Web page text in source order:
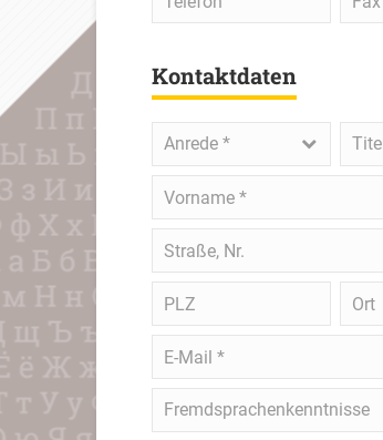
Kontaktdaten
Anrede
Anrede *
Titel
Titel
Vorname
Straße,
Nr.
PLZ
Ort
E-
Mail*
Fremdsprachenkenntnisse
Fremdsprachenkenntnisse